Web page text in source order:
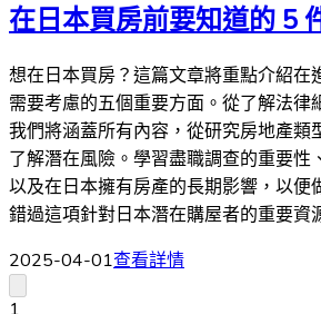
在日本買房前要知道的 5
想在日本買房？這篇文章將重點介紹在
需要考慮的五個重要方面。從了解法律
我們將涵蓋所有內容，從研究房地產類
了解潛在風險。學習盡職調查的重要性
以及在日本擁有房產的長期影響，以便
錯過這項針對日本潛在購屋者的重要資
2025-04-01查看詳情
1